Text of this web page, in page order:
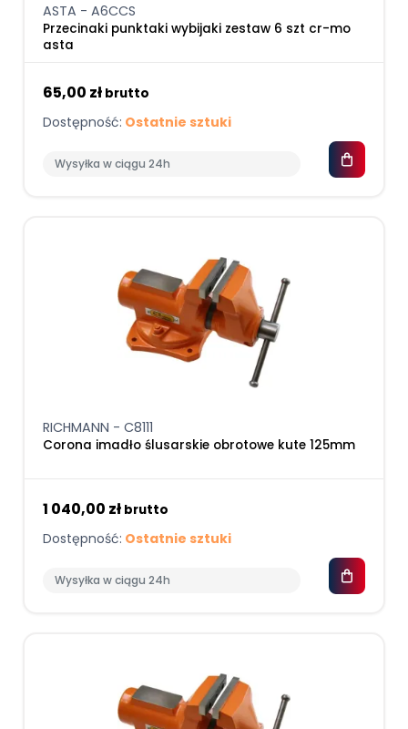
ASTA - A6CCS
Przecinaki punktaki wybijaki zestaw 6 szt cr-mo
asta
65,00 zł brutto
Dostępność: Ostatnie sztuki
Wysyłka w ciągu 24h
RICHMANN - C8111
Corona imadło ślusarskie obrotowe kute 125mm
1 040,00 zł brutto
Dostępność: Ostatnie sztuki
Wysyłka w ciągu 24h